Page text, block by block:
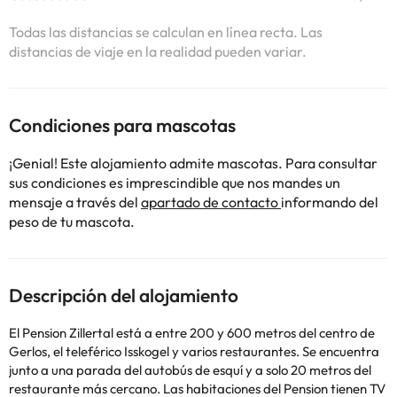
Todas las distancias se calculan en línea recta. Las
distancias de viaje en la realidad pueden variar.
Condiciones para mascotas
¡Genial! Este alojamiento admite mascotas. Para consultar
sus condiciones es imprescindible que nos mandes un
mensaje a través del apartado de contacto informando del
peso de tu mascota.
Descripción del alojamiento
El Pension Zillertal está a entre 200 y 600 metros del centro de
Gerlos, el teleférico Isskogel y varios restaurantes. Se encuentra
junto a una parada del autobús de esquí y a solo 20 metros del
restaurante más cercano. Las habitaciones del Pension tienen TV